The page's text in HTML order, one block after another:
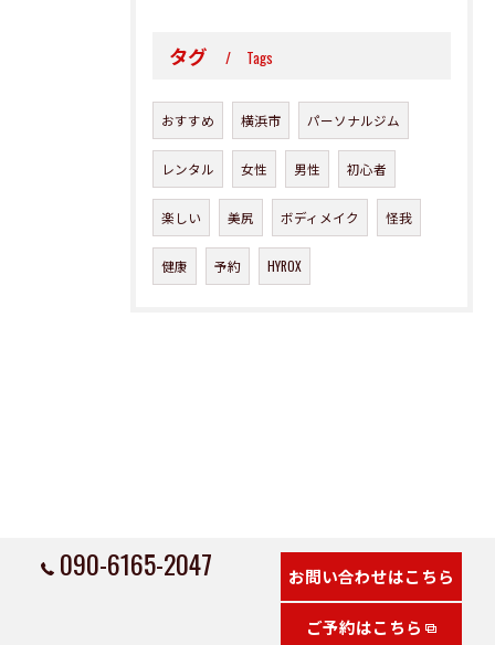
タグ Tags
おすすめ 横浜市 パーソナルジム
レンタル 女性 男性 初心者
楽しい 美尻 ボディメイク 怪我
健康 予約 HYROX
090-6165-2047 お問い合わせはこちら
ご予約はこちら